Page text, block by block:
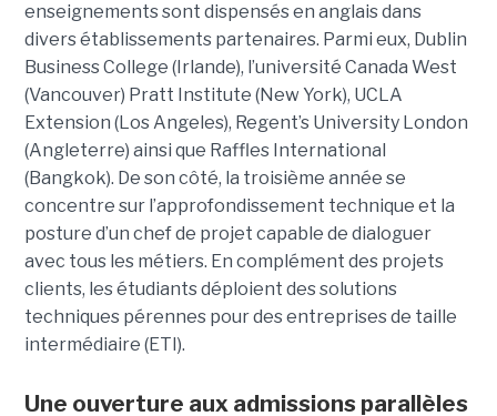
enseignements sont dispensés en anglais dans
divers établissements partenaires. Parmi eux, Dublin
Business College (Irlande), l’université Canada West
(Vancouver) Pratt Institute (New York), UCLA
Extension (Los Angeles), Regent’s University London
(Angleterre) ainsi que Raffles International
(Bangkok). De son côté, la troisième année se
concentre sur l’approfondissement technique et la
posture d’un chef de projet capable de dialoguer
avec tous les métiers. En complément des projets
clients, les étudiants déploient des solutions
techniques pérennes pour des entreprises de taille
intermédiaire (ETI).
Une ouverture aux admissions parallèles